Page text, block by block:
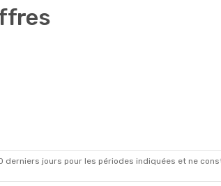
jours pour les périodes indiquées et ne